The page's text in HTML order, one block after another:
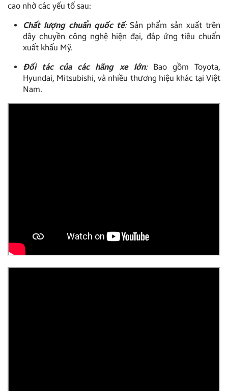
cao nhờ các yếu tố sau:
Chất lượng chuẩn quốc tế:Sản phẩm sản xuất trên
dây chuyền công nghệ hiện đại, đáp ứng tiêu chuẩn
xuất khẩu Mỹ.
Đối tác của các hãng xe lớn:Bao gồm Toyota,
Hyundai, Mitsubishi, và nhiều thương hiệu khác tại Việt
Nam.